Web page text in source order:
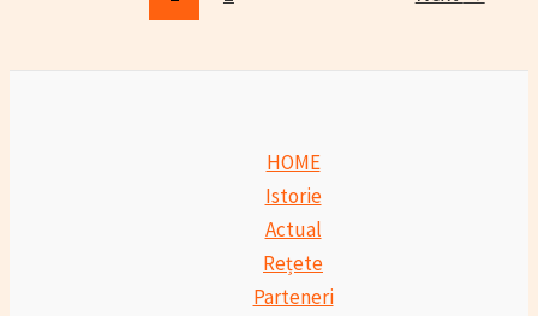
HOME
Istorie
Actual
Rețete
Parteneri